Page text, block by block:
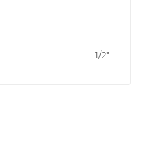
1/2"